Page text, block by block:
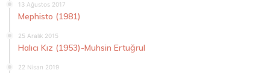
13 Ağustos 2017
Mephisto (1981)
25 Aralık 2015
Halıcı Kız (1953)-Muhsin Ertuğrul
22 Nisan 2019